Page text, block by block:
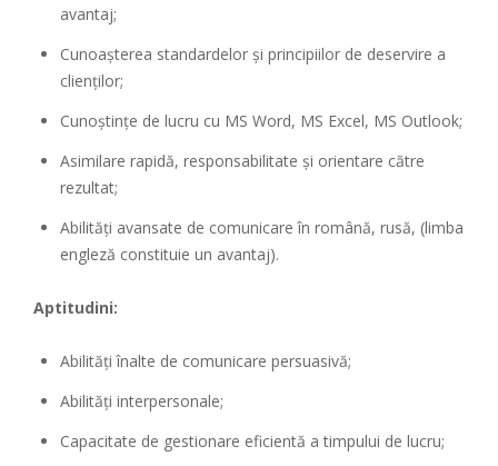
avantaj;
Cunoașterea standardelor și principiilor de deservire a
clienților;
Cunoștințe de lucru cu MS Word, MS Excel, MS Outlook;
Asimilare rapidă, responsabilitate și orientare către
rezultat;
Abilități avansate de comunicare în română, rusă, (limba
engleză constituie un avantaj).
Aptitudini:
Abilități înalte de comunicare persuasivă;
Abilități interpersonale;
Capacitate de gestionare eficientă a timpului de lucru;